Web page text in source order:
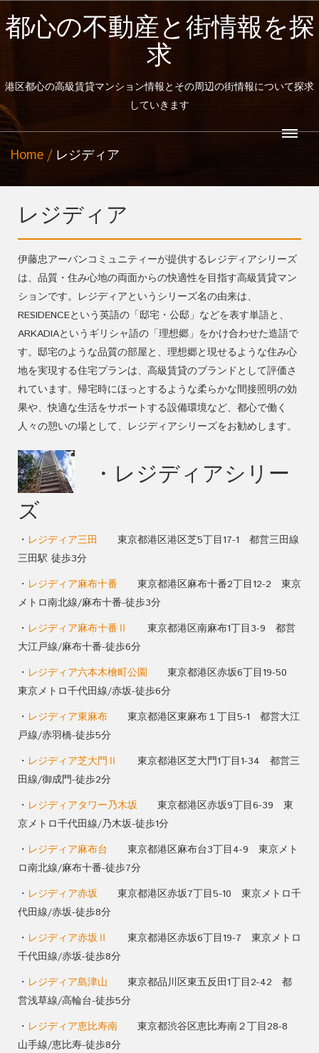
都心の不動産と街情報を探
求
港区都心の高級賃貸マンション情報とその周辺の街情報について探求
していきます
Home レジディア
レジディア
伊藤忠アーバンコミュニティーが提供するレジディアシリーズ
は、品質・住み心地の両面からの快適性を目指す高級賃貸マン
ションです。レジディアというシリーズ名の由来は、
RESIDENCEという英語の「邸宅・公邸」などを表す単語と、
ARKADIAというギリシャ語の「理想郷」をかけ合わせた造語で
す。邸宅のような品質の部屋と、理想郷と現せるような住み心
地を実現する住宅プランは、高級賃貸のブランドとして評価さ
れています。帰宅時にほっとするような柔らかな間接照明の効
果や、快適な生活をサポートする設備環境など、都心で働く
人々の憩いの場として、レジディアシリーズをお勧めします。
・レジディアシリー
ズ
・ レジディア三田 東京都港区港区芝5丁目17-1 都営三田線
三田駅 徒歩3分
・ レジディア麻布十番 東京都港区麻布十番2丁目12-2 東京
メトロ南北線/麻布十番-徒歩3分
・ レジディア麻布十番Ⅱ
東京都港区南麻布1丁目3-9 都営
大江戸線/麻布十番-徒歩6分
・ レジディア六本木檜町公園 東京都港区赤坂6丁目19-50
東京メトロ千代田線/赤坂-徒歩6分
・ レジディア東麻布 東京都港区東麻布１丁目5-1 都営大江
戸線/赤羽橋-徒歩5分
・ レジディア芝大門Ⅱ
東京都港区芝大門1丁目1-34 都営三
田線/御成門-徒歩2分
・ レジディアタワー乃木坂 東京都港区赤坂9丁目6-39 東
京メトロ千代田線/乃木坂-徒歩1分
・ レジディア麻布台 東京都港区麻布台3丁目4-9 東京メト
ロ南北線/麻布十番-徒歩7分
・ レジディア赤坂 東京都港区赤坂7丁目5-10 東京メトロ千
代田線/赤坂-徒歩8分
・ レジディア赤坂Ⅱ
東京都港区赤坂6丁目19-7 東京メトロ
千代田線/赤坂-徒歩8分
・ レジディア島津山 東京都品川区東五反田1丁目2-42 都
営浅草線/高輪台-徒歩5分
・ レジディア恵比寿南 東京都渋谷区恵比寿南２丁目28-8
山手線/恵比寿-徒歩8分